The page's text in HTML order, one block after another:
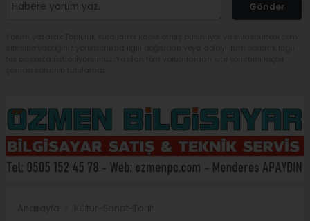
Gönder